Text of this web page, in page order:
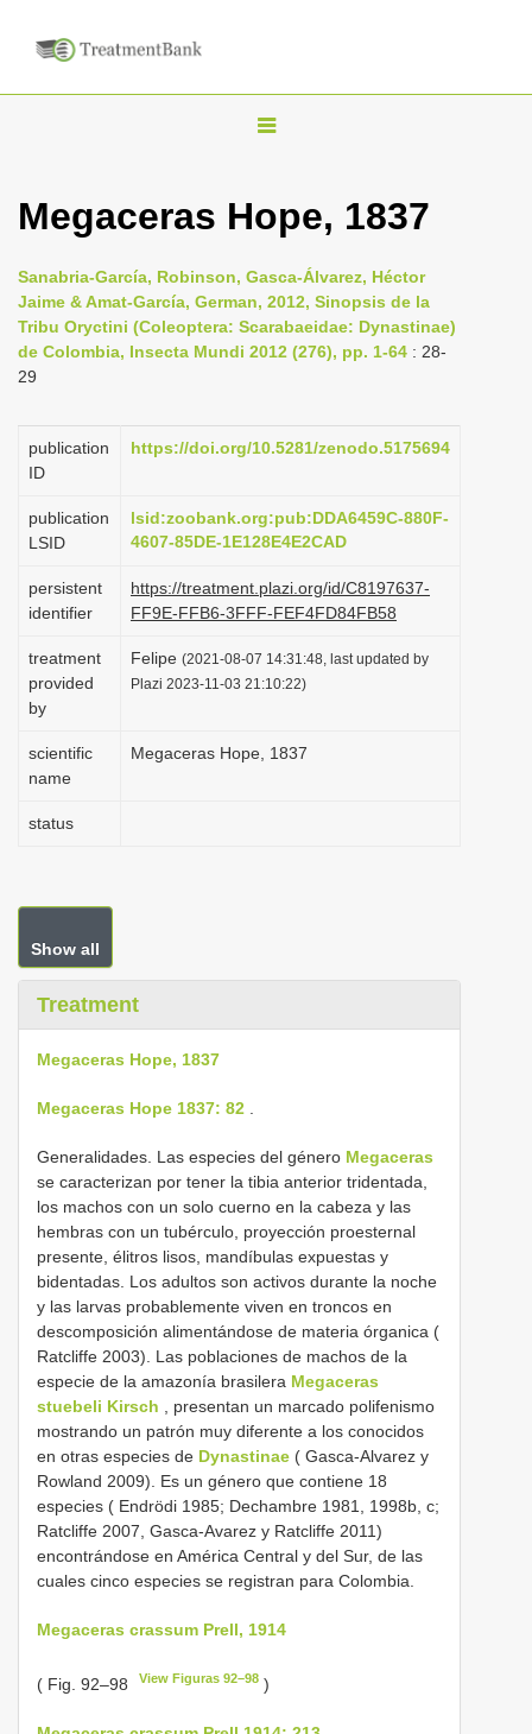
T
g
n
a
i
g
t
o
n
Megaceras Hope, 1837
Sanabria-García, Robinson, Gasca-Álvarez, Héctor
Jaime & Amat-García, German, 2012, Sinopsis de la
Tribu Oryctini (Coleoptera: Scarabaeidae: Dynastinae)
de Colombia, Insecta Mundi 2012 (276), pp. 1-64 : 28-
29
publication
ID
https://doi.org/10.5281/zenodo.5175694
publication
LSID
lsid:zoobank.org:pub:DDA6459C-880F-
4607-85DE-1E128E4E2CAD
persistent
identifier
https://treatment.plazi.org/id/C8197637-
FF9E-FFB6-3FFF-FEF4FD84FB58
treatment
provided
by
Felipe (2021-08-07 14:31:48, last updated by
Plazi 2023-11-03 21:10:22)
scientific
name
Megaceras Hope, 1837
status
Show all
Treatment
Megaceras Hope, 1837
Megaceras Hope 1837: 82
Generalidades. Las especies del género Megaceras
se caracterizan por tener la tibia anterior tridentada,
los machos con un solo cuerno en la cabeza y las
hembras con un tubérculo, proyección proesternal
presente, élitros lisos, mandíbulas expuestas y
bidentadas. Los adultos son activos durante la noche
y las larvas probablemente viven en troncos en
descomposición alimentándose de materia órganica (
Ratcliffe 2003). Las poblaciones de machos de la
especie de la amazonía brasilera Megaceras
stuebeli Kirsch , presentan un marcado polifenismo
mostrando un patrón muy diferente a los conocidos
en otras especies de Dynastinae ( Gasca-Alvarez y
Rowland 2009). Es un género que contiene 18
especies ( Endrödi 1985; Dechambre 1981, 1998b, c;
Ratcliffe 2007, Gasca-Avarez y Ratcliffe 2011)
encontrándose en América Central y del Sur, de las
cuales cinco especies se registran para Colombia.
Megaceras crassum Prell, 1914
( Fig. 92–98 View Figuras 92–98 )